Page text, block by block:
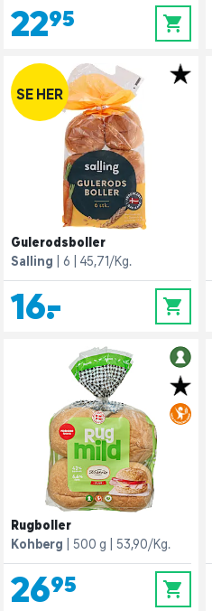
22,95 0
SE HER
Gulerodsboller
Salling
6 45,71/Kg.
16,- 0
Rugboller
Kohberg
500 g 53,90/Kg.
26,95 0